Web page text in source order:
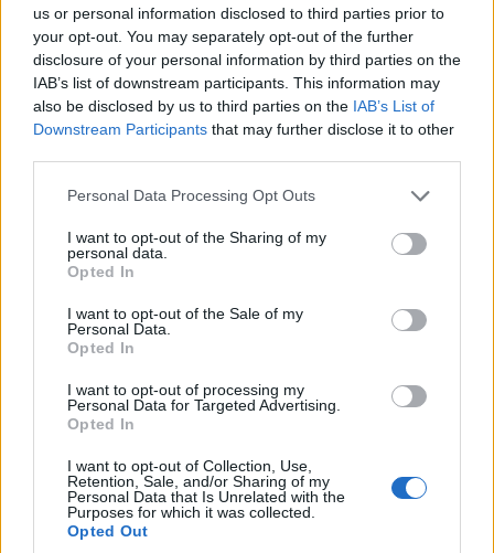
us or personal information disclosed to third parties prior to
your opt-out. You may separately opt-out of the further
disclosure of your personal information by third parties on the
IAB’s list of downstream participants. This information may
also be disclosed by us to third parties on the IAB’s List of
Downstream Participants that may further disclose it to other
Please note that this website/app uses one or more Google
not limited to your visit or usage behaviour. You may click to
grant or deny consent to Google and its third-party tags to
use your data for below specified purposes in below Google
consent section.
Personal Data Processing Opt Outs
I want to opt-out of the Sharing of my
personal data.
Opted In
I want to opt-out of the Sale of my
Personal Data.
Opted In
I want to opt-out of processing my
Personal Data for Targeted Advertising.
Opted In
I want to opt-out of Collection, Use,
Retention, Sale, and/or Sharing of my
Personal Data that Is Unrelated with the
Purposes for which it was collected.
Opted Out
per un epifania speciale
Scopri come creare calze della befana uniche e
Redazione · 10 Dic 2024